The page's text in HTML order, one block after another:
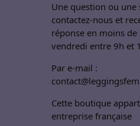
Une question ou une
contactez-nous et
réponse en moins
vendredi entre 9h et
Par e-mail :
Cette boutique
entreprise française